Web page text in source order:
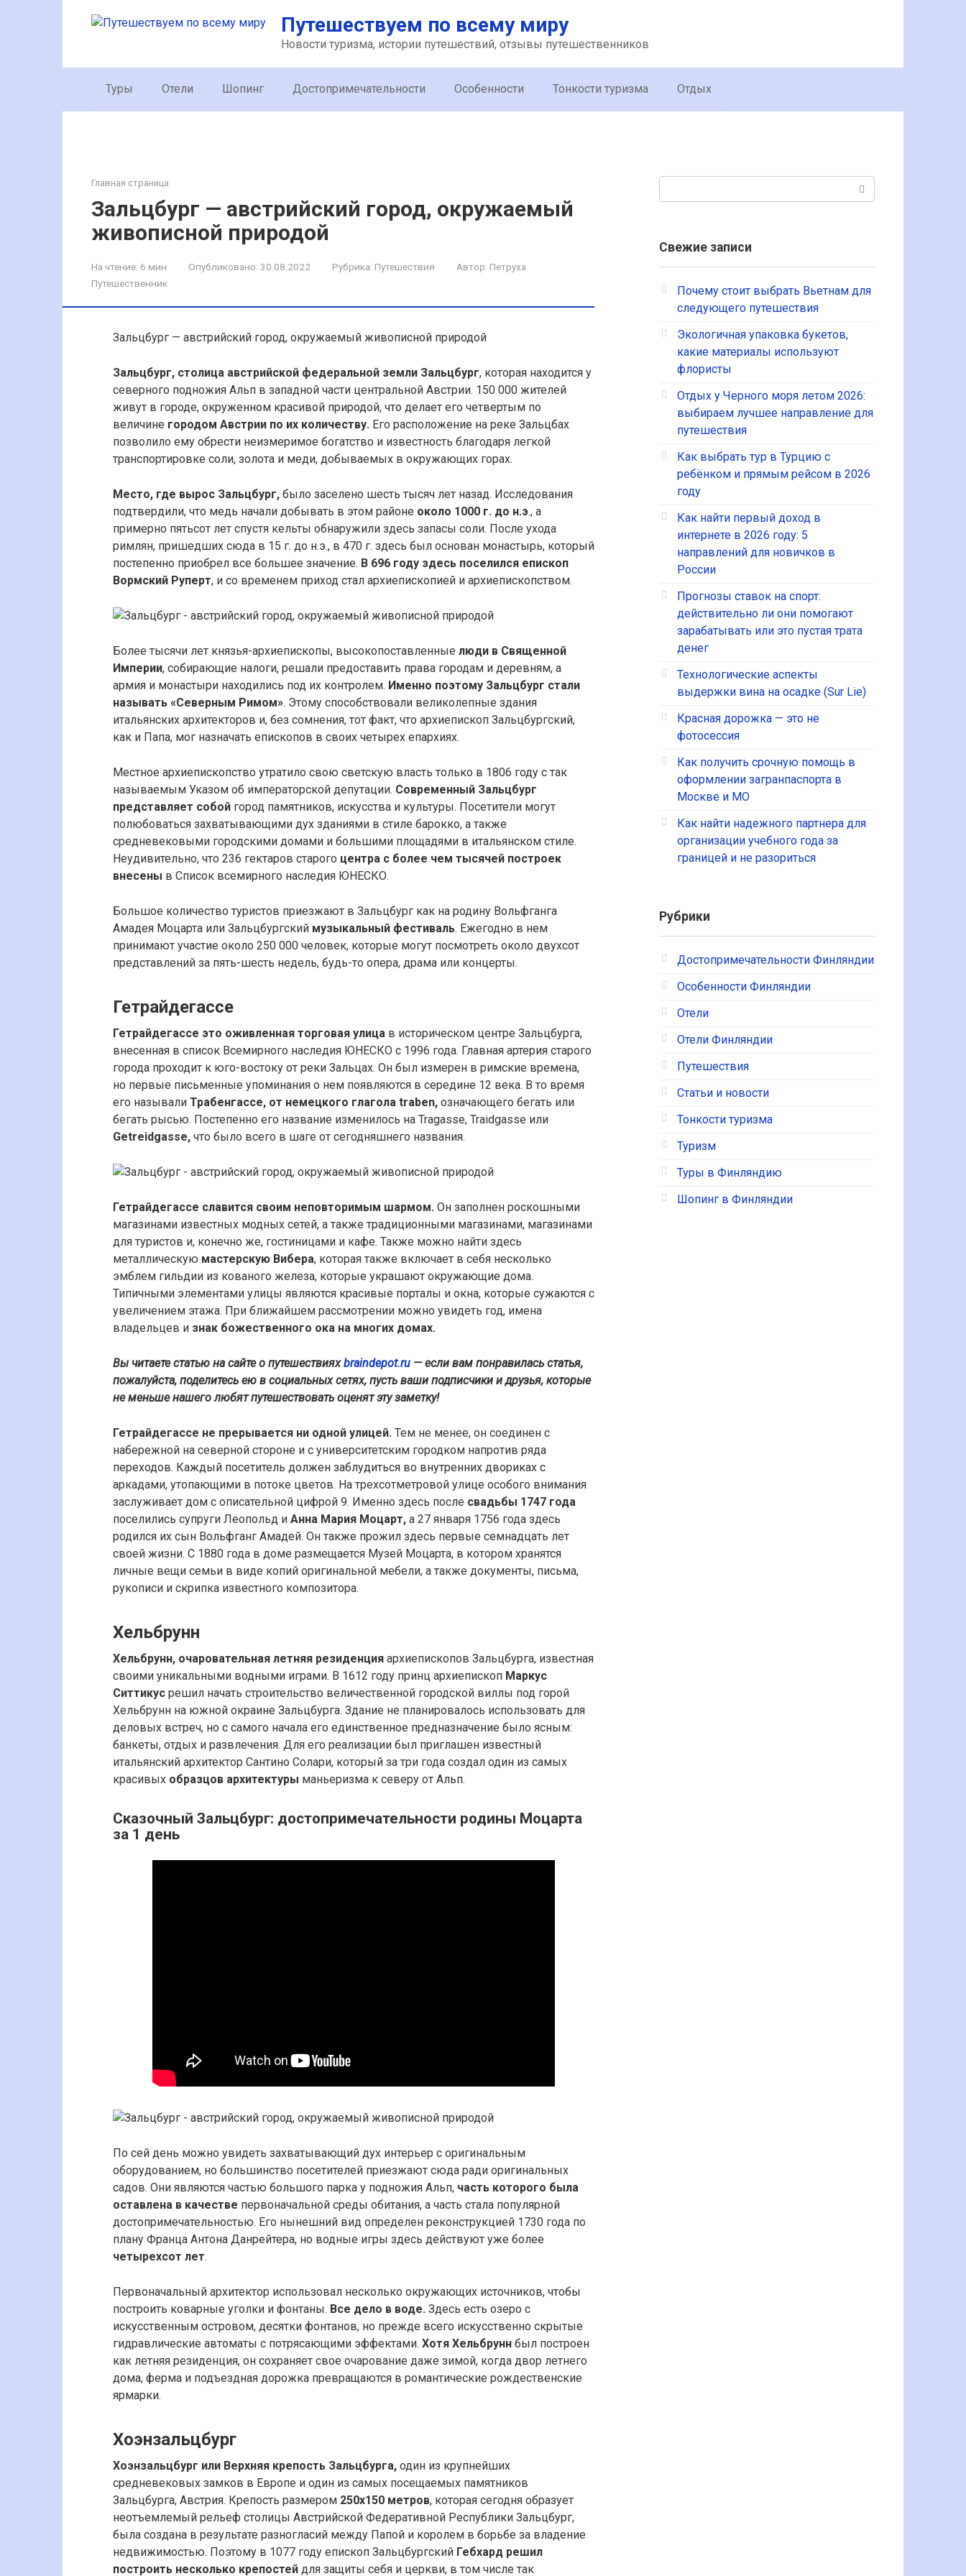
Путешествуем по всему миру
Новости туризма, истории путешествий, отзывы путешественников
Туры Отели Шопинг Достопримечательности Особенности Тонкости туризма Отдых
Главная страница
Зальцбург — австрийский город, окружаемый
живописной природой
На чтение: 6 мин Опубликовано: 30.08.2022 Рубрика: Путешествия Автор: Петруха
Путешественник
Зальцбург — австрийский город, окружаемый живописной природой
Зальцбург, столица австрийской федеральной земли Зальцбург, которая находится у
северного подножия Альп в западной части центральной Австрии. 150 000 жителей
живут в городе, окруженном красивой природой, что делает его четвертым по
величине городом Австрии по их количеству. Его расположение на реке Зальцбах
позволило ему обрести неизмеримое богатство и известность благодаря легкой
транспортировке соли, золота и меди, добываемых в окружающих горах.
Место, где вырос Зальцбург, было заселено шесть тысяч лет назад. Исследования
подтвердили, что медь начали добывать в этом районе около 1000 г. до н.э., а
примерно пятьсот лет спустя кельты обнаружили здесь запасы соли. После ухода
римлян, пришедших сюда в 15 г. до н.э., в 470 г. здесь был основан монастырь, который
постепенно приобрел все большее значение. В 696 году здесь поселился епископ
Вормский Руперт, и со временем приход стал архиепископией и архиепископством.
Более тысячи лет князья-архиепископы, высокопоставленные люди в Священной
Империи, собирающие налоги, решали предоставить права городам и деревням, а
армия и монастыри находились под их контролем. Именно поэтому Зальцбург стали
называть «Северным Римом». Этому способствовали великолепные здания
итальянских архитекторов и, без сомнения, тот факт, что архиепископ Зальцбургский,
как и Папа, мог назначать епископов в своих четырех епархиях.
Местное архиепископство утратило свою светскую власть только в 1806 году с так
называемым Указом об императорской депутации. Современный Зальцбург
представляет собой город памятников, искусства и культуры. Посетители могут
полюбоваться захватывающими дух зданиями в стиле барокко, а также
средневековыми городскими домами и большими площадями в итальянском стиле.
Неудивительно, что 236 гектаров старого центра с более чем тысячей построек
внесены в Список всемирного наследия ЮНЕСКО.
Большое количество туристов приезжают в Зальцбург как на родину Вольфганга
Амадея Моцарта или Зальцбургский музыкальный фестиваль. Ежегодно в нем
принимают участие около 250 000 человек, которые могут посмотреть около двухсот
представлений за пять-шесть недель, будь-то опера, драма или концерты.
Гетрайдегассе
Гетрайдегассе это оживленная торговая улица в историческом центре Зальцбурга,
внесенная в список Всемирного наследия ЮНЕСКО с 1996 года. Главная артерия старого
города проходит к юго-востоку от реки Зальцах. Он был измерен в римские времена,
но первые письменные упоминания о нем появляются в середине 12 века. В то время
его называли Трабенгассе, от немецкого глагола traben, означающего бегать или
бегать рысью. Постепенно его название изменилось на Tragasse, Traidgasse или
Getreidgasse, что было всего в шаге от сегодняшнего названия.
Гетрайдегассе славится своим неповторимым шармом. Он заполнен роскошными
магазинами известных модных сетей, а также традиционными магазинами, магазинами
для туристов и, конечно же, гостиницами и кафе. Также можно найти здесь
металлическую мастерскую Вибера, которая также включает в себя несколько
эмблем гильдии из кованого железа, которые украшают окружающие дома.
Типичными элементами улицы являются красивые порталы и окна, которые сужаются с
увеличением этажа. При ближайшем рассмотрении можно увидеть год, имена
владельцев и знак божественного ока на многих домах.
Вы читаете статью на сайте о путешествияхbraindepot.ru — если вам понравилась статья,
пожалуйста, поделитесь ею в социальных сетях, пусть ваши подписчики и друзья, которые
не меньше нашего любят путешествовать оценят эту заметку!
Гетрайдегассе не прерывается ни одной улицей. Тем не менее, он соединен с
набережной на северной стороне и с университетским городком напротив ряда
переходов. Каждый посетитель должен заблудиться во внутренних двориках с
аркадами, утопающими в потоке цветов. На трехсотметровой улице особого внимания
заслуживает дом с описательной цифрой 9. Именно здесь после свадьбы 1747 года
поселились супруги Леопольд и Анна Мария Моцарт, а 27 января 1756 года здесь
родился их сын Вольфганг Амадей. Он также прожил здесь первые семнадцать лет
своей жизни. С 1880 года в доме размещается Музей Моцарта, в котором хранятся
личные вещи семьи в виде копий оригинальной мебели, а также документы, письма,
рукописи и скрипка известного композитора.
Хельбрунн
Хельбрунн, очаровательная летняя резиденция архиепископов Зальцбурга, известная
своими уникальными водными играми. В 1612 году принц архиепископ Маркус
Ситтикус решил начать строительство величественной городской виллы под горой
Хельбрунн на южной окраине Зальцбурга. Здание не планировалось использовать для
деловых встреч, но с самого начала его единственное предназначение было ясным:
банкеты, отдых и развлечения. Для его реализации был приглашен известный
итальянский архитектор Сантино Солари, который за три года создал один из самых
красивых образцов архитектуры маньеризма к северу от Альп.
Сказочный Зальцбург: достопримечательности родины Моцарта
за 1 день
По сей день можно увидеть захватывающий дух интерьер с оригинальным
оборудованием, но большинство посетителей приезжают сюда ради оригинальных
садов. Они являются частью большого парка у подножия Альп, часть которого была
оставлена в качестве первоначальной среды обитания, а часть стала популярной
достопримечательностью. Его нынешний вид определен реконструкцией 1730 года по
плану Франца Антона Данрейтера, но водные игры здесь действуют уже более
четырехсот лет.
Первоначальный архитектор использовал несколько окружающих источников, чтобы
построить коварные уголки и фонтаны. Все дело в воде. Здесь есть озеро с
искусственным островом, десятки фонтанов, но прежде всего искусственно скрытые
гидравлические автоматы с потрясающими эффектами. Хотя Хельбрунн был построен
как летняя резиденция, он сохраняет свое очарование даже зимой, когда двор летнего
дома, ферма и подъездная дорожка превращаются в романтические рождественские
ярмарки.
Хоэнзальцбург
Хоэнзальцбург или Верхняя крепость Зальцбурга, один из крупнейших
средневековых замков в Европе и один из самых посещаемых памятников
Зальцбурга, Австрия. Крепость размером 250х150 метров, которая сегодня образует
неотъемлемый рельеф столицы Австрийской Федеративной Республики Зальцбург,
была создана в результате разногласий между Папой и королем в борьбе за владение
недвижимостью. Поэтому в 1077 году епископ Зальцбургский Гебхард решил
построить несколько крепостей для защиты себя и церкви, в том числе так
Свежие записи
Почему стоит выбрать Вьетнам для
следующего путешествия
Экологичная упаковка букетов,
какие материалы используют
флористы
Отдых у Черного моря летом 2026:
выбираем лучшее направление для
путешествия
Как выбрать тур в Турцию с
ребёнком и прямым рейсом в 2026
году
Как найти первый доход в
интернете в 2026 году: 5
направлений для новичков в
России
Прогнозы ставок на спорт:
действительно ли они помогают
зарабатывать или это пустая трата
денег
Технологические аспекты
выдержки вина на осадке (Sur Lie)
Красная дорожка — это не
фотосессия
Как получить срочную помощь в
оформлении загранпаспорта в
Москве и МО
Как найти надежного партнера для
организации учебного года за
границей и не разориться
Рубрики
Достопримечательности Финляндии
Особенности Финляндии
Отели
Отели Финляндии
Путешествия
Статьи и новости
Тонкости туризма
Туризм
Туры в Финляндию
Шопинг в Финляндии